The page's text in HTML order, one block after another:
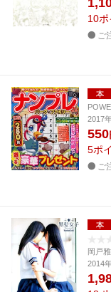
10ポ
ご
2017
550
5ポ
ご
岡戸
2014